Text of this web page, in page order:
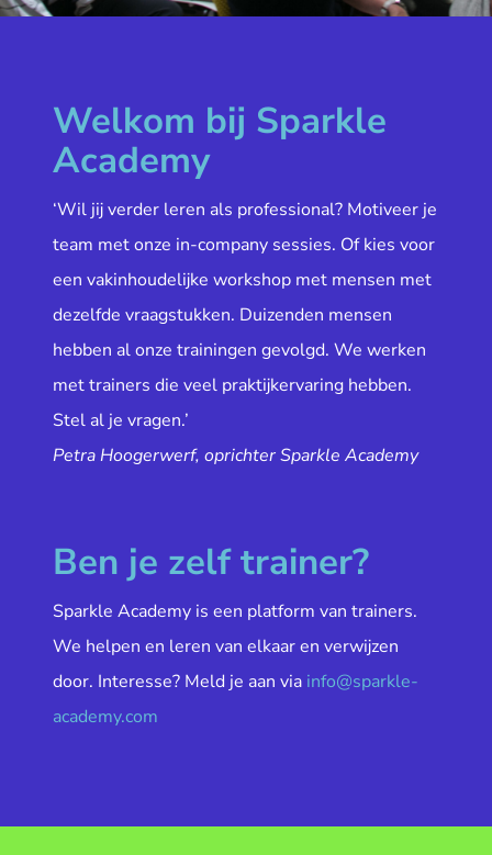
Welkom bij Sparkle
Academy
‘Wil jij verder leren als professional? Motiveer je
team met onze in-company sessies. Of kies voor
een vakinhoudelijke workshop met mensen met
dezelfde vraagstukken. Duizenden mensen
hebben al onze trainingen gevolgd. We werken
met trainers die veel praktijkervaring hebben.
Stel al je vragen.’
Petra Hoogerwerf, oprichter Sparkle Academy
Ben je zelf trainer?
Sparkle Academy is een platform van trainers.
We helpen en leren van elkaar en verwijzen
door. Interesse? Meld je aan via info@sparkle-
academy.com